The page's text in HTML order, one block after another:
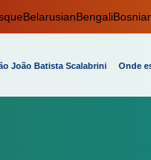
BelarusianBengali
João Batista Scalabrini Onde